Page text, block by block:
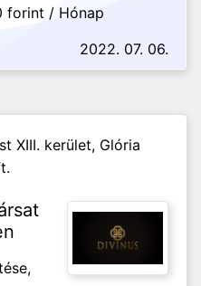
forint / Hónap
2022. 07. 06.
XIII. kerület, Glória